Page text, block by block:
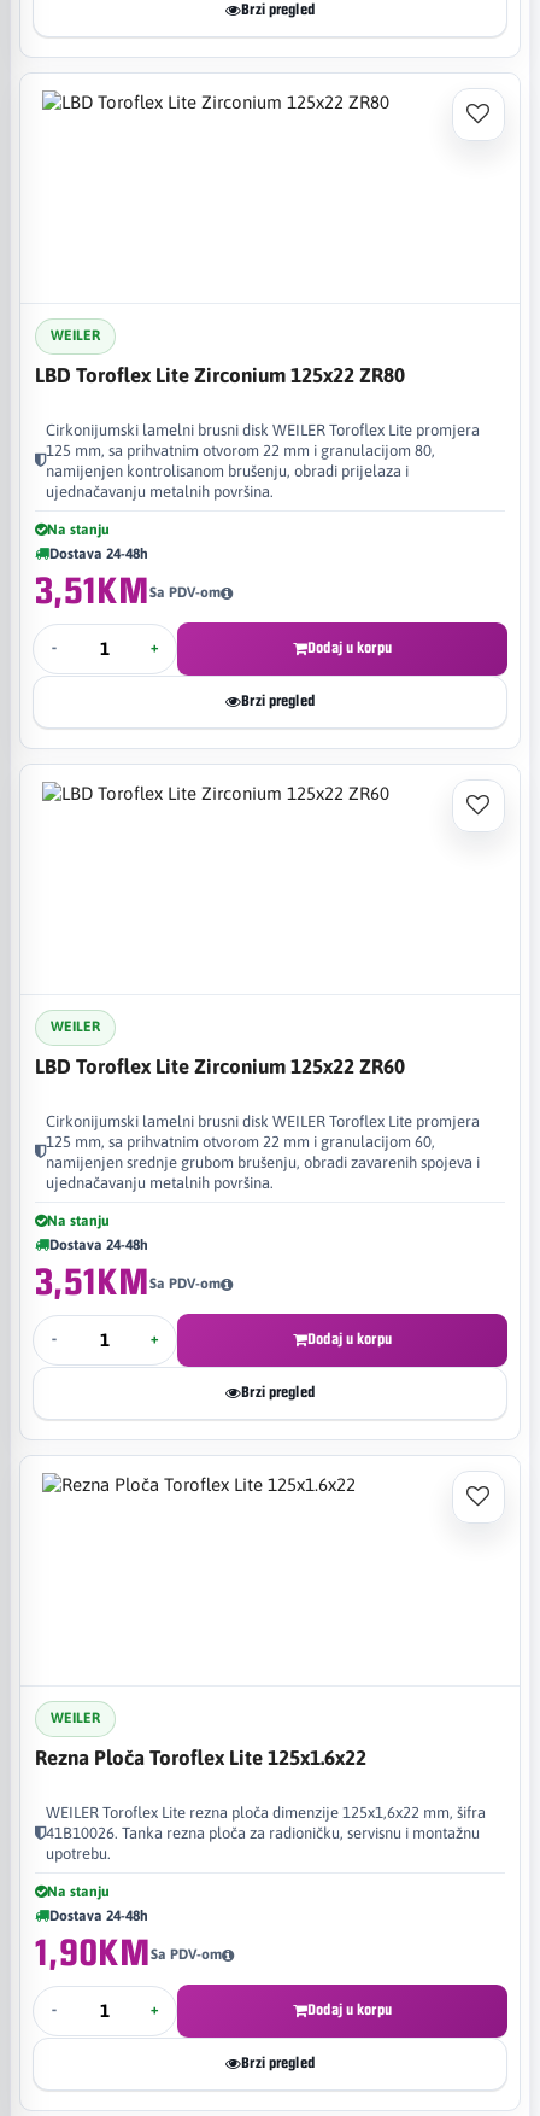
Brzi pregled
WEILER
LBD Toroflex Lite Zirconium 125x22 ZR80
Cirkonijumski lamelni brusni disk WEILER Toroflex Lite promjera
125 mm, sa prihvatnim otvorom 22 mm i granulacijom 80,
namijenjen kontrolisanom brušenju, obradi prijelaza i
ujednačavanju metalnih površina.
Na stanju
Dostava 24-48h
3,51KMSa PDV-om
- + Dodaj u korpu
Brzi pregled
WEILER
LBD Toroflex Lite Zirconium 125x22 ZR60
Cirkonijumski lamelni brusni disk WEILER Toroflex Lite promjera
125 mm, sa prihvatnim otvorom 22 mm i granulacijom 60,
namijenjen srednje grubom brušenju, obradi zavarenih spojeva i
ujednačavanju metalnih površina.
Na stanju
Dostava 24-48h
3,51KMSa PDV-om
- + Dodaj u korpu
Brzi pregled
WEILER
Rezna Ploča Toroflex Lite 125x1.6x22
WEILER Toroflex Lite rezna ploča dimenzije 125x1,6x22 mm, šifra
41B10026. Tanka rezna ploča za radioničku, servisnu i montažnu
upotrebu.
Na stanju
Dostava 24-48h
1,90KMSa PDV-om
- + Dodaj u korpu
Brzi pregled